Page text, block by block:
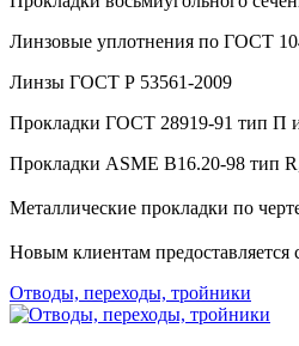
Линзовые уплотнения по ГОСТ
Линзы ГОСТ Р 53561-2009
Прокладки ГОСТ 28919-91 тип П
Прокладки ASME В16.20-98 тип
Металлические прокладки по
Новым клиентам предоставляется
Отводы, переходы, тройники